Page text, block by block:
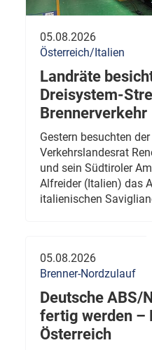
05.08.2026
Österreich/Italien
Landräte
Dreisystem-
Brennerverkehr
Gestern besuchten
Verkehrslandesrat
und sein Südtiroler
Alfreider (Italien) das
italienischen
05.08.2026
Brenner-Nordzulauf
Deutsche ABS/
fertig werden –
Österreich